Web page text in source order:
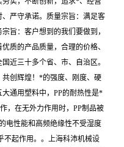
严守承诺。质量宗旨：满足客
旨：客户想到的我们要做到，
质的产品质量，合理的价格、
近三十多个省、市、自治区。
创辉煌！*的强度、刚度、硬
通用塑料中，PP的耐热性是*
，在无外力作用时，PP制品被
电性能和高频绝缘性不受湿度
不起作用。。上海科沛机械设